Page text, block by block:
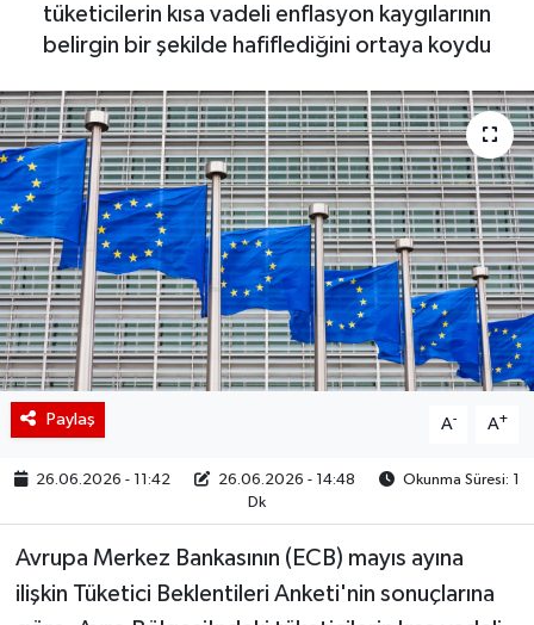
tüketicilerin kısa vadeli enflasyon kaygılarının
belirgin bir şekilde hafiflediğini ortaya koydu
Paylaş A- A+
26.06.2026 - 11:42 26.06.2026 - 14:48
Okunma Süresi: 1
Dk
Avrupa Merkez Bankasının (ECB) mayıs ayına
ilişkin Tüketici Beklentileri Anketi'nin sonuçlarına
Şirket Haberleri
Borsa Gundem
BIST 100 Isı Haritası
Coin Isı Haritası
Ekonomik Takvim
Kiripto Para Piyasası
Gizlilik Sözleşmesi
Hakkımızda
İletişim